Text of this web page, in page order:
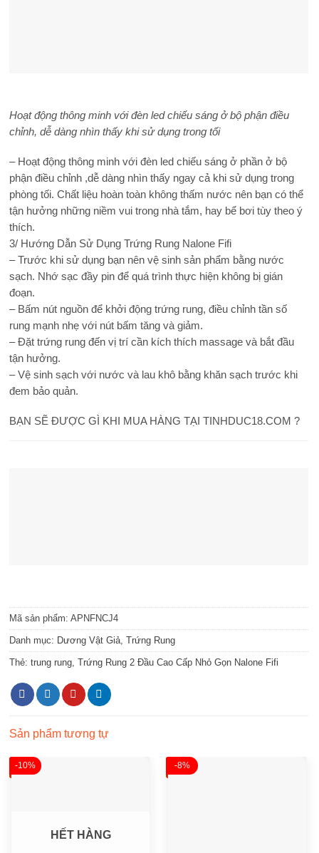
Hoạt động thông minh với đèn led chiếu sáng ở bộ phận điều
chỉnh, dễ dàng nhìn thấy khi sử dụng trong tối
– Hoạt động thông minh với đèn led chiếu sáng ở phần ở bộ
phận điều chỉnh ,dễ dàng nhìn thấy ngay cả khi sử dụng trong
phòng tối. Chất liệu hoàn toàn không thấm nước nên bạn có thể
tận hưởng những niềm vui trong nhà tắm, hay bể bơi tùy theo ý
thích.
3/ Hướng Dẫn Sử Dụng Trứng Rung Nalone Fifi
– Trước khi sử dụng bạn nên vệ sinh sản phẩm bằng nước
sạch. Nhớ sạc đầy pin để quá trình thực hiện không bị gián
đoạn.
– Bấm nút nguồn để khởi động trứng rung, điều chỉnh tần số
rung mạnh nhẹ với nút bấm tăng và giảm.
– Đặt trứng rung đến vị trí cần kích thích massage và bắt đầu
tận hưởng.
– Vệ sinh sạch với nước và lau khô bằng khăn sạch trước khi
đem bảo quản.
BẠN SẼ ĐƯỢC GÌ KHI MUA HÀNG TẠI TINHDUC18.COM ?
Mã sản phẩm: APNFNCJ4
Danh mục: Dương Vật Giả Trứng Rung
Thẻ: trung rung Trứng Rung 2 Đầu Cao Cấp Nhỏ Gọn Nalone Fifi
Sản phẩm tương tự
-10%
HẾT HÀNG
-8%